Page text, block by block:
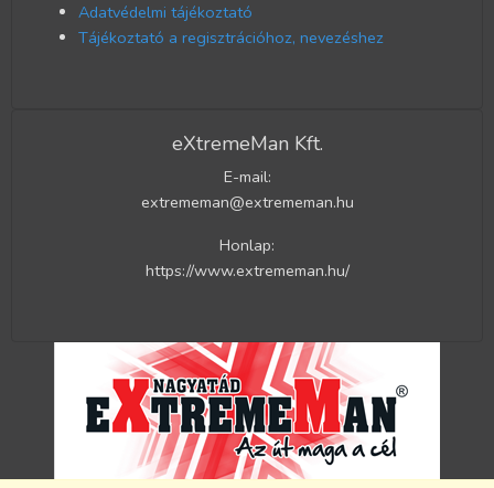
Adatvédelmi tájékoztató
Tájékoztató a regisztrációhoz, nevezéshez
eXtremeMan Kft.
E-mail:
extrememan@extrememan.hu
Honlap:
https://www.extrememan.hu/